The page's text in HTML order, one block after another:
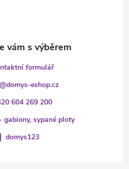
formulář
domys-eshop.cz
604 269 200
gabiony, sypané ploty
domys123